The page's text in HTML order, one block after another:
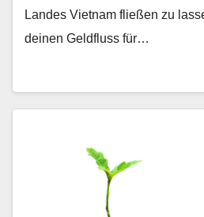
Landes Vietnam fließen zu
deinen Geldfluss für…